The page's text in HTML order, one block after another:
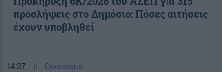
προσλήψεις στο Δημόσιο: Πόσες αιτήσεις
έχουν υποβληθεί
14:27 || Οικονομία